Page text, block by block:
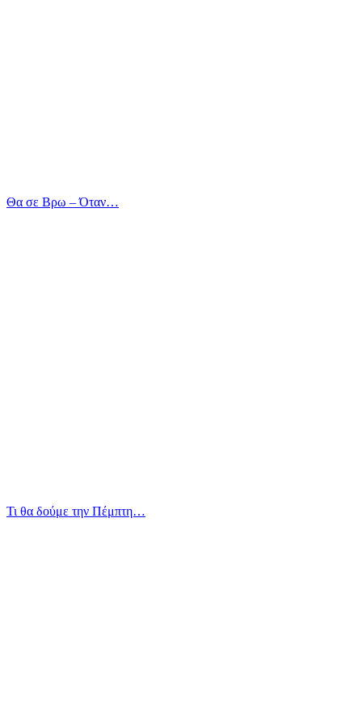
Θα σε Βρω – Όταν…
Τι θα δούμε την Πέμπτη…